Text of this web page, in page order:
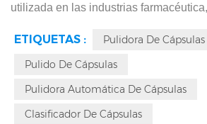
utilizada en las industrias
principalmente para el pulido de la
residuos, la mejora de su suavidad y
pulidora de cápsulas es un equipo
ETIQUETAS :
Pulidora De Cápsulas
Pulido De Cápsulas
Pulidora Automática De Cápsulas
Clasificador De Cápsulas